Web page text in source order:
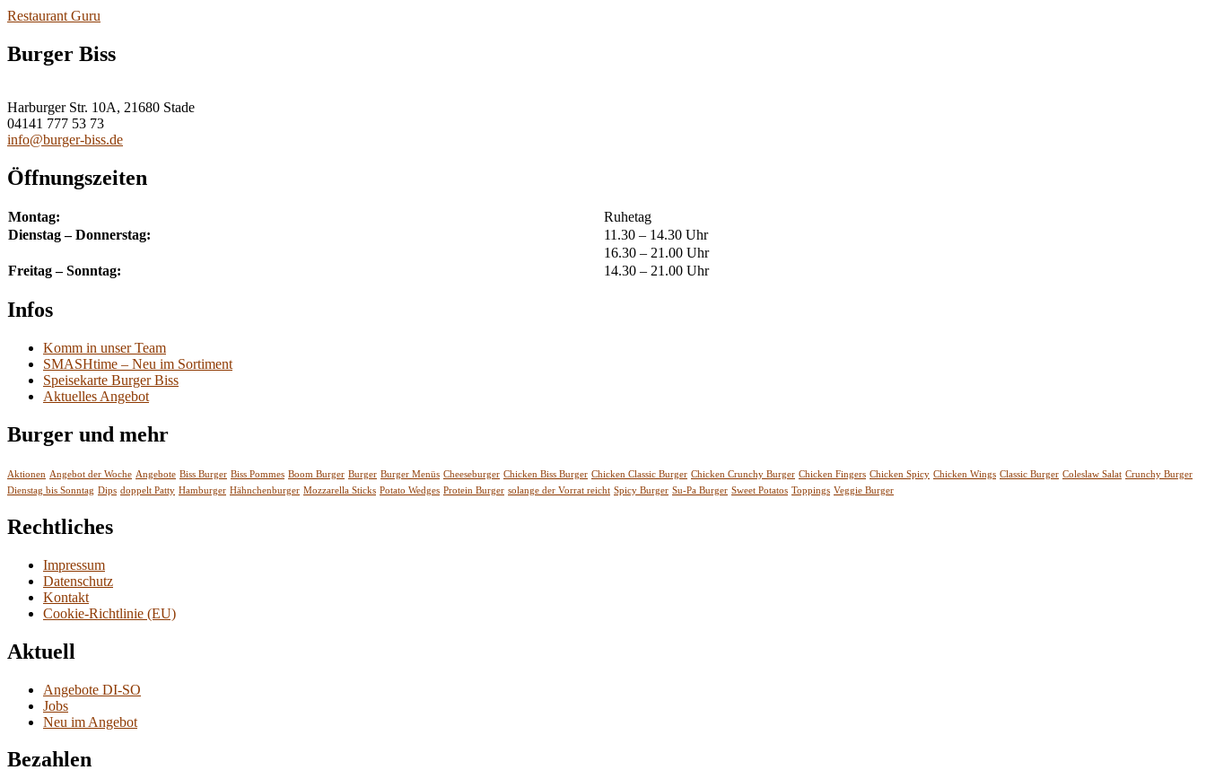
Restaurant Guru
Burger Biss
Harburger Str. 10A, 21680 Stade
04141 777 53 73
info@burger-biss.de
Öffnungszeiten
Montag:
Ruhetag
Dienstag – Donnerstag:
11.30 – 14.30 Uhr
16.30 – 21.00 Uhr
Freitag – Sonntag:
14.30 – 21.00 Uhr
Infos
Komm in unser Team
SMASHtime – Neu im Sortiment
Speisekarte Burger Biss
Aktuelles Angebot
Burger und mehr
Aktionen Angebot der Woche Angebote Biss Burger Biss Pommes Boom Burger Burger Burger Menüs Cheeseburger Chicken Biss Burger Chicken Classic Burger Chicken Crunchy Burger Chicken Fingers Chicken Spicy Chicken Wings Classic Burger Coleslaw Salat Crunchy Burger
Dienstag bis Sonntag Dips doppelt Patty Hamburger Hähnchenburger Mozzarella Sticks Potato Wedges Protein Burger solange der Vorrat reicht Spicy Burger Su-Pa Burger Sweet Potatos Toppings Veggie Burger
Rechtliches
Impressum
Datenschutz
Kontakt
Cookie-Richtlinie (EU)
Aktuell
Angebote DI-SO
Jobs
Neu im Angebot
Bezahlen